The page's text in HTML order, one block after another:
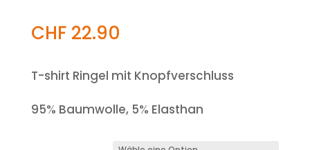
CHF22.90
T-shirt Ringel mit Knopfverschluss
95% Baumwolle, 5% Elasthan